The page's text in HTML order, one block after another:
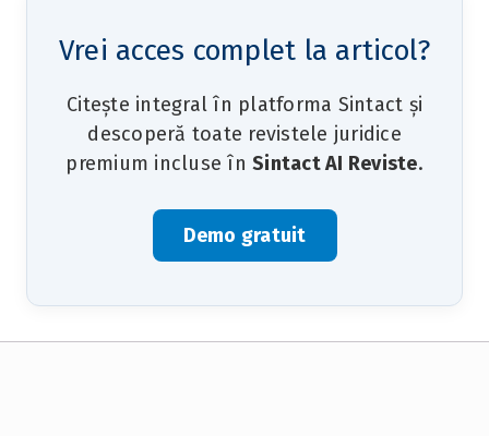
Vrei acces complet la articol?
Citește integral în platforma Sintact și
descoperă toate revistele juridice
premium incluse în Sintact AI Reviste.
Demo gratuit